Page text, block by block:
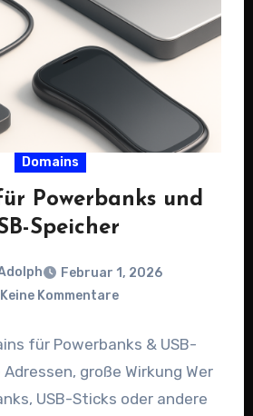
Domains
Powerbanks und
Speicher
Februar 1, 2026
Keine Kommentare
für Powerbanks & USB-
große Wirkung Wer
USB-Sticks oder andere